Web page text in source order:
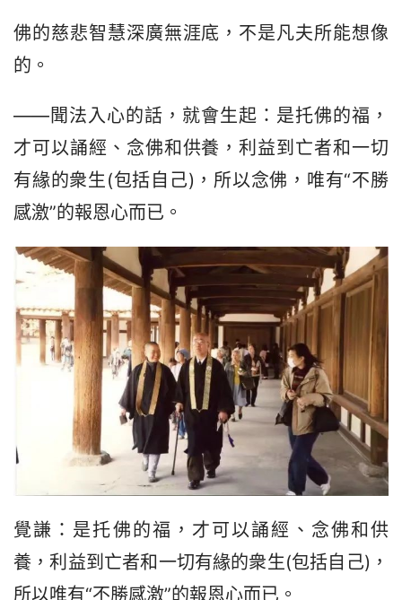
佛的慈悲智慧深廣無涯底，不是凡夫所能想像
的。
——聞法入心的話，就會生起：是托佛的福，
才可以誦經、念佛和供養，利益到亡者和一切
有緣的衆生(包括自己)，所以念佛，唯有“不勝
感激”的報恩心而已。
覺謙：是托佛的福，才可以誦經、念佛和供
養，利益到亡者和一切有緣的衆生(包括自己)，
所以唯有“不勝感激”的報恩心而已。